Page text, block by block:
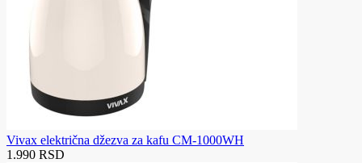
Vivax električna džezva za kafu CM-1000WH
1.990 RSD